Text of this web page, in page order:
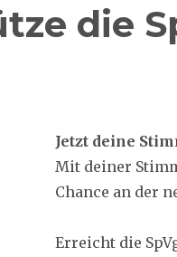
die
Jetzt deine
Mit deiner
Chance an der
Erreicht die